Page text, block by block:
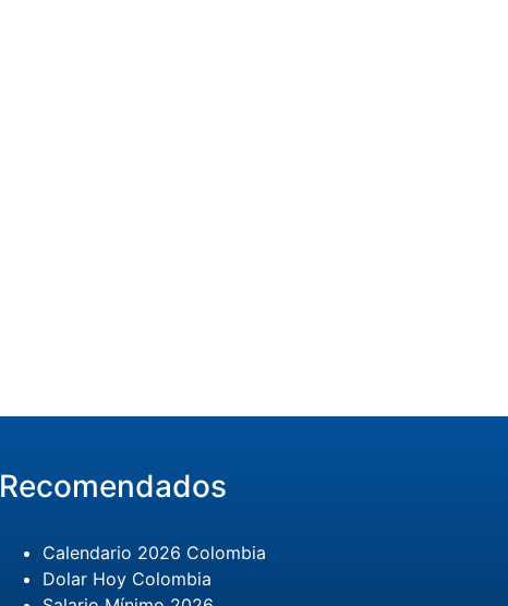
Recomendados
Calendario 2026 Colombia
Dolar Hoy Colombia